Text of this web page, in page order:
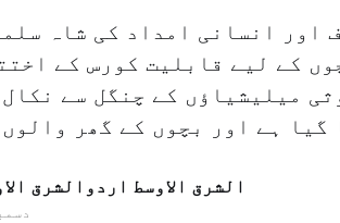
اور انسانی امداد کی شاہ
کے لیے قابلیت کورس کے
میلیشیاؤں کے چنگل سے
الشرق الاوسط اردوالشرق
30